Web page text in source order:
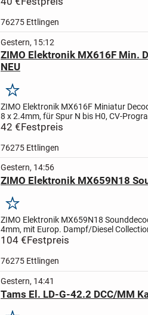
76275 Ettlingen
Gestern, 15:12
ZIMO Elektronik MX616F Min.
NEU
Merken
ZIMO Elektronik MX616F Miniatur
8 x 2.4mm, für Spur N bis H0, CV-
kurzen Kontaktunterbrechungen,
42 €Festpreis
76275 Ettlingen
Gestern, 14:56
ZIMO Elektronik MX659N18
Merken
ZIMO Elektronik MX659N18
4mm, mit Europ. Dampf/Diesel
Programmieren, ungestörter Betrieb
104 €Festpreis
76275 Ettlingen
Gestern, 14:41
Tams El. LD-G-42.2 DCC/MM